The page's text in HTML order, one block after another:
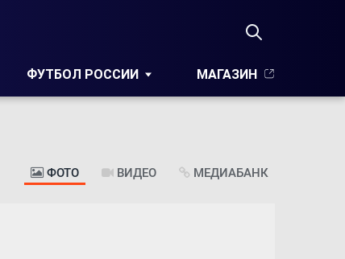
ФУТБОЛ РОССИИ МАГАЗИН
ФОТО ВИДЕО МЕДИАБАНК